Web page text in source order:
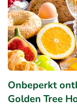
Onbeperkt
Golden Tree